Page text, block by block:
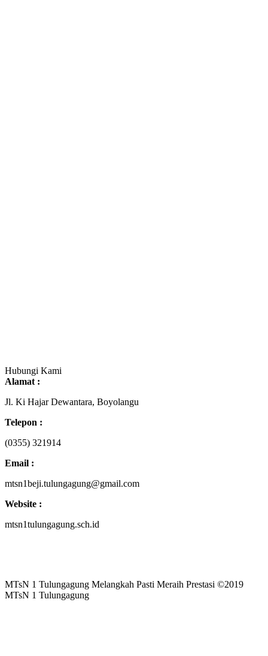
Hubungi Kami
Alamat :
Jl. Ki Hajar Dewantara, Boyolangu
Telepon :
(0355) 321914
Email :
mtsn1beji.tulungagung@gmail.com
Website :
mtsn1tulungagung.sch.id
MTsN 1 Tulungagung Melangkah Pasti Meraih Prestasi ©2019
MTsN 1 Tulungagung